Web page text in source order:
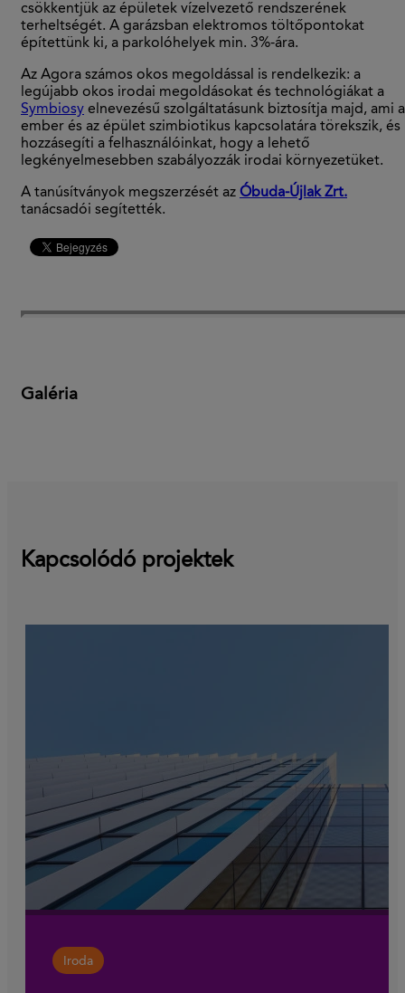
csökkentjük az épületek vízelvezető rendszerének
terheltségét. A garázsban elektromos töltőpontokat
építettünk ki, a parkolóhelyek min. 3%-ára.
Az Agora számos okos megoldással is rendelkezik: a
legújabb okos irodai megoldásokat és technológiákat a
Symbiosy elnevezésű szolgáltatásunk biztosítja majd, ami
ember és az épület szimbiotikus kapcsolatára törekszik, és
hozzásegíti a felhasználóinkat, hogy a lehető
legkényelmesebben szabályozzák irodai környezetüket.
A tanúsítványok megszerzését az Óbuda-Újlak Zrt.
tanácsadói segítették.
Galéria
Kapcsolódó projektek
Iroda